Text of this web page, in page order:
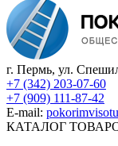
г. Пермь, ул.
+7 (342) 203-07-60
+7 (909) 111-87-42
E-mail:
КАТАЛОГ